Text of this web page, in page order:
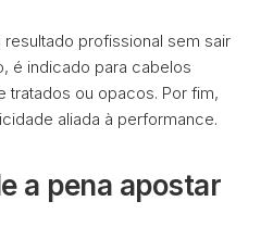
profissional sem sair
é indicado para cabelos
tratados ou opacos. Por fim,
aliada à performance.
a pena apostar